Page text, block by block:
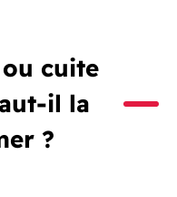
cuite
il la
?